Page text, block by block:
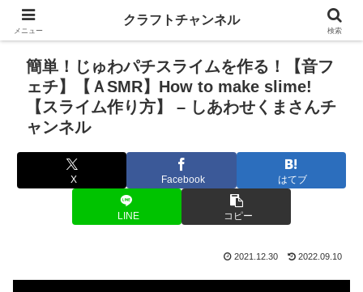
簡単！じゅわパチスライムを作る！【音フ
ェチ】【ＡSMR】How to make slime!
【スライム作り方】 – しあわせくまさんチ
ャンネル
X Facebook はてブ
LINE コピー
2021.12.30 2022.09.10
メニュー
クラフトチャンネル
検索